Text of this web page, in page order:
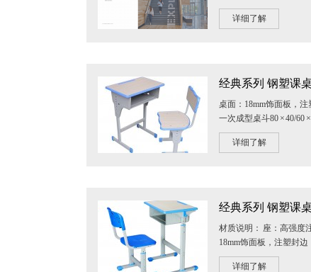
的安全与健康。 从小学
详细了解
经典系列 钢塑课
桌面：18mm饰面板，
一次成型桌斗80 × 40/60
圆管套用 椅脚：采用
详细了解
经典系列 钢塑课
材质说明： 座：高强度
18mm饰面板，注塑封
型桌斗80 × 40/60 × 30扁圆
详细了解